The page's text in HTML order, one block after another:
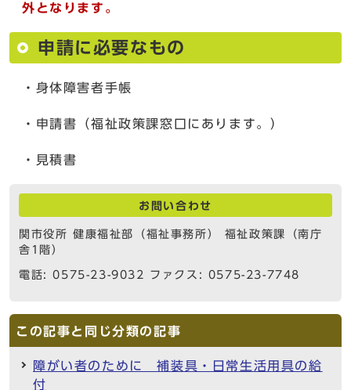
外となります。
申請に必要なもの
・身体障害者手帳
・申請書（福祉政策課窓口にあります。）
・見積書
お問い合わせ
関市役所 健康福祉部（福祉事務所） 福祉政策課（南庁
舎1階）
電話: 0575-23-9032 ファクス: 0575-23-7748
この記事と同じ分類の記事
障がい者のために 補装具・日常生活用具の給
付